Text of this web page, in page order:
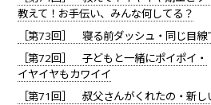
教えて！お手伝い、みんな何してる？
［第73回］ 寝る前ダッシュ・同じ目線
［第72回］ 子どもと一緒にポイポイ・
イヤイヤもカワイイ
［第71回］ 叔父さんがくれたの・新し